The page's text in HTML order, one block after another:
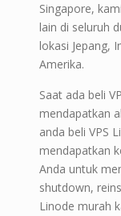
Singapore,
lain di seluruh
lokasi Jepang,
Amerika.
Saat ada beli
mendapatkan
anda beli VPS
mendapatkan
Anda untuk
shutdown,
Linode murah